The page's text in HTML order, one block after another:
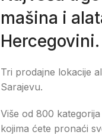
mašina i
Hercegovini.
Tri prodajne lokacije
Sarajevu.
Više od 800
kojima ćete pronaći